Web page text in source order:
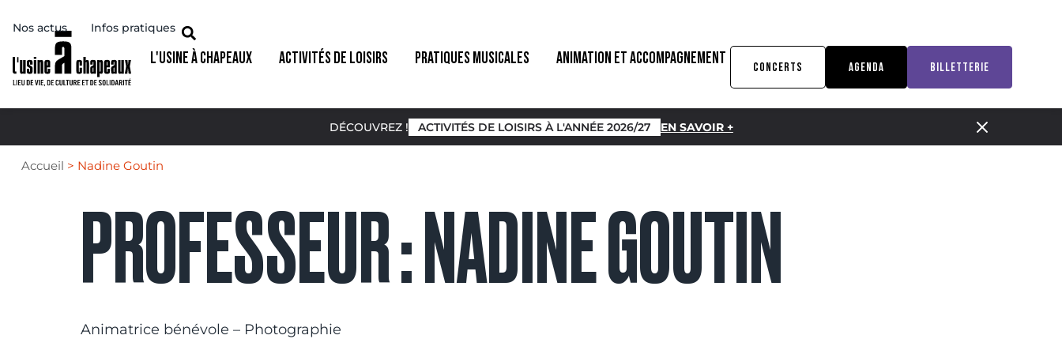
Nos actus Infos pratiques
L'USINE À CHAPEAUX ACTIVITÉS DE LOISIRS PRATIQUES MUSICALES ANIMATION ET ACCOMPAGNEMENT
CONCERTS AGENDA BILLETTERIE
DÉCOUVREZ ! ACTIVITÉS DE LOISIRS À L'ANNÉE 2026/27 EN SAVOIR +
Accueil > Nadine Goutin
PROFESSEUR :NADINE GOUTIN
Animatrice bénévole – Photographie